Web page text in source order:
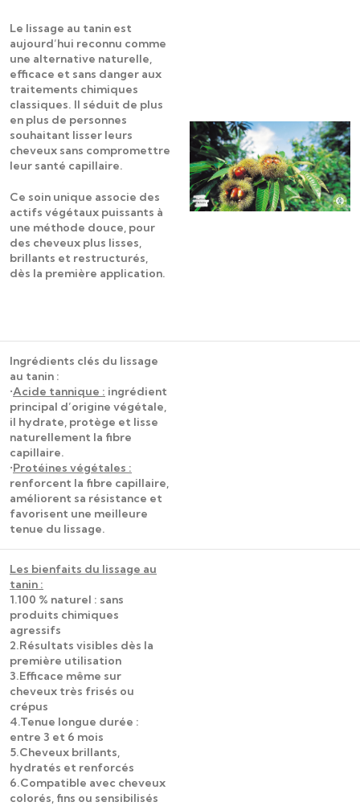
Le lissage au tanin est
aujourd’hui reconnu comme
une alternative naturelle,
efficace et sans danger aux
traitements chimiques
classiques. Il séduit de plus
en plus de personnes
souhaitant lisser leurs
cheveux sans compromettre
leur santé capillaire.
Ce soin unique associe des
actifs végétaux puissants à
une méthode douce, pour
des cheveux plus lisses,
brillants et restructurés,
dès la première application.
Ingrédients clés du lissage
au tanin :
•Acide tannique : ingrédient
principal d’origine végétale,
il hydrate, protège et lisse
naturellement la fibre
capillaire.
•Protéines végétales :
renforcent la fibre capillaire,
améliorent sa résistance et
favorisent une meilleure
tenue du lissage.
Les bienfaits du lissage au
tanin :
1.100 % naturel : sans
produits chimiques
agressifs
2.Résultats visibles dès la
première utilisation
3.Efficace même sur
cheveux très frisés ou
crépus
4.Tenue longue durée :
entre 3 et 6 mois
5.Cheveux brillants,
hydratés et renforcés
6.Compatible avec cheveux
colorés, fins ou sensibilisés